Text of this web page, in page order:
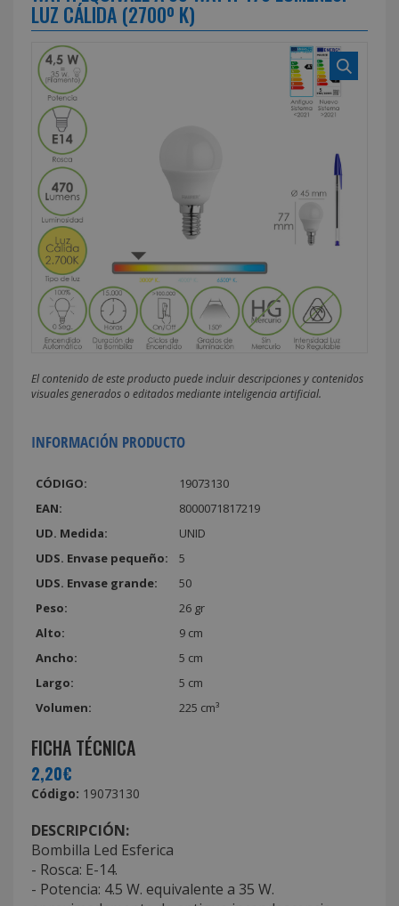
LUZ CÁLIDA (2700º K)
El contenido de este producto puede incluir descripciones y contenidos
visuales generados o editados mediante inteligencia artificial.
INFORMACIÓN PRODUCTO
CÓDIGO:
19073130
EAN:
8000071817219
UD. Medida:
UNID
UDS. Envase pequeño:
5
UDS. Envase grande:
50
Peso:
26 gr
Alto:
9 cm
Ancho:
5 cm
Largo:
5 cm
Volumen:
225 cm³
FICHA TÉCNICA
2,20€
Código: 19073130
DESCRIPCIÓN:
Bombilla Led Esferica
- Rosca: E-14.
- Potencia: 4.5 W. equivalente a 35 W.